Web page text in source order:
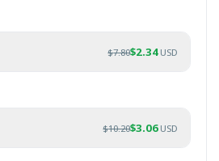
$7.80$2.34 USD
$10.20$3.06 USD